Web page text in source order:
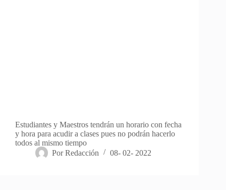
Estudiantes y Maestros tendrán un horario con fecha
y hora para acudir a clases pues no podrán hacerlo
todos al mismo tiempo
Por Redacción 08- 02- 2022